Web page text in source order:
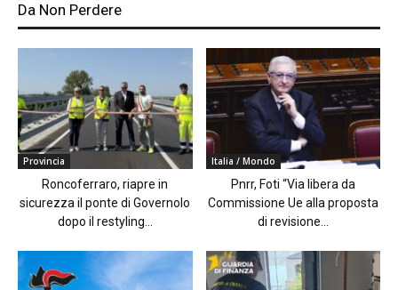
Da Non Perdere
Provincia
Roncoferraro, riapre in
sicurezza il ponte di Governolo
dopo il restyling...
Italia / Mondo
Pnrr, Foti “Via libera da
Commissione Ue alla proposta
di revisione...